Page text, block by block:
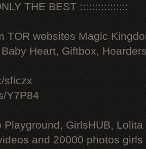
THE BEST ::::::::::::::::
TOR websites Magic
Heart, Giftbox,
sficzx
Y7P84
Playground, GirlsHUB, Lolita
and 20000 photos